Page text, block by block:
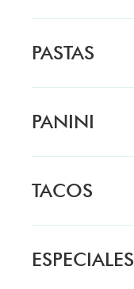
PASTAS
PANINI
TACOS
ESPECIALES